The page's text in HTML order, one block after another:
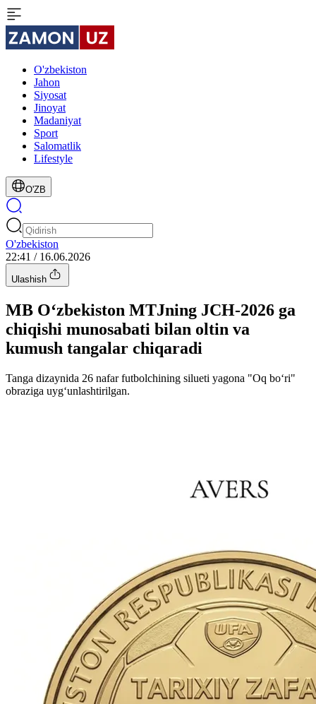
O'zbekiston
Jahon
Siyosat
Jinoyat
Madaniyat
Sport
Salomatlik
Lifestyle
O'ZB
O'zbekiston
22:41 / 16.06.2026
Ulashish
MB O‘zbekiston MTJning JCH-2026 ga
chiqishi munosabati bilan oltin va
kumush tangalar chiqaradi
Tanga dizaynida 26 nafar futbolchining silueti yagona "Oq bo‘ri"
obraziga uyg‘unlashtirilgan.